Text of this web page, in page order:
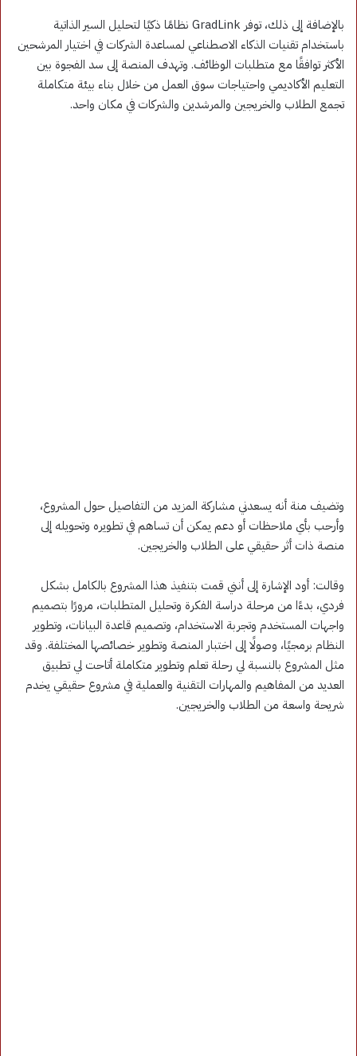
بالإضافة إلى ذلك، توفر GradLink نظامًا ذكيًا لتحليل السير الذاتية
باستخدام تقنيات الذكاء الاصطناعي لمساعدة الشركات في اختيار المرشحين
الأكثر توافقًا مع متطلبات الوظائف. وتهدف المنصة إلى سد الفجوة بين
التعليم الأكاديمي واحتياجات سوق العمل من خلال بناء بيئة متكاملة
تجمع الطلاب والخريجين والمرشدين والشركات في مكان واحد.
وتضيف منة أنه يسعدني مشاركة المزيد من التفاصيل حول المشروع،
وأرحب بأي ملاحظات أو دعم يمكن أن تساهم في تطويره وتحويله إلى
منصة ذات أثر حقيقي على الطلاب والخريجين.
وقالت: أود الإشارة إلى أنني قمت بتنفيذ هذا المشروع بالكامل بشكل
فردي، بدءًا من مرحلة دراسة الفكرة وتحليل المتطلبات، مرورًا بتصميم
واجهات المستخدم وتجربة الاستخدام، وتصميم قاعدة البيانات، وتطوير
النظام برمجيًا، وصولًا إلى اختبار المنصة وتطوير خصائصها المختلفة. وقد
مثل المشروع بالنسبة لي رحلة تعلم وتطوير متكاملة أتاحت لي تطبيق
العديد من المفاهيم والمهارات التقنية والعملية في مشروع حقيقي يخدم
شريحة واسعة من الطلاب والخريجين.